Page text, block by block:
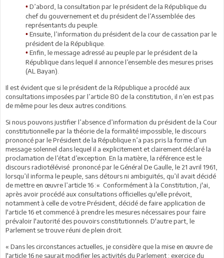
• D’abord, la consultation par le président de la République du
chef du gouvernement et du président de l’Assemblée des
représentants du peuple.
• Ensuite, l’information du président de la cour de cassation par le
président de la République.
• Enfin, le message adressé au peuple par le président de la
République dans lequel il annonce l’ensemble des mesures prises
(AL Bayan).
Il est évident que si le président de la République a procédé aux
consultations imposées par l’article 80 de la constitution, il n’en est pas
de même pour les deux autres conditions.
Si nous pouvons justifier l’absence d’information du président de la Cour
constitutionnelle par la théorie de la formalité impossible, le discours
prononcé par le Président de la République n’a pas pris la forme d’un
message solennel dans lequel il a explicitement et clairement déclaré la
proclamation de l’état d’exception. En la matière, la référence est le
discours radiotélévisé prononcé par le Général De Gaulle, le 21 avril 1961,
lorsqu’il informa le peuple, sans détours ni ambiguïtés, qu’il avait décidé
de mettre en œuvre l’article 16 :« Conformément à la Constitution, j'ai,
après avoir procédé aux consultations officielles qu'elle prévoit,
notamment à celle de votre Président, décidé de faire application de
l'article 16 et commencé à prendre les mesures nécessaires pour faire
prévaloir l'autorité des pouvoirs constitutionnels. D'autre part, le
Parlement se trouve réuni de plein droit.
« Dans les circonstances actuelles, je considère que la mise en œuvre de
l'article 16 ne saurait modifier les activités du Parlement : exercice du